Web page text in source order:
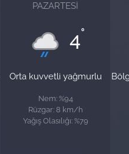
PAZARTESI
4°
Orta kuvvetli yağmurlu
Nem: %94
Rüzgar: 8 km/h
Yağış Olasılığı: %79